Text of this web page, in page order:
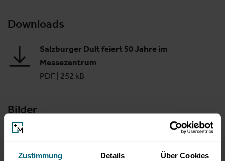
Zustimmung Details Über Cookies
Downloads
Salzburger Dult feiert 50 Jahre im
Messezentrum
PDF 252 kB
Bilder